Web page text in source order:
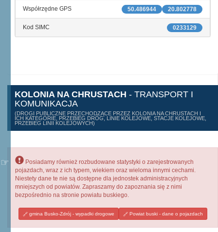
20.802778
50.486944
Współrzędne GPS
0233129
Kod SIMC
KOLONIA NA CHRUSTACH - TRANSPORT I
KOMUNIKACJA
(DROGI PUBLICZNE PRZECHODZĄCE PRZEZ KOLONIA NA CHRUSTACH I
ICH KATEGORIE, PRZEBIEG DRÓG, LINIE KOLEJOWE, STACJE KOLEJOWE,
PRZEBIEG LINII KOLEJOWYCH)
Posiadamy również rozbudowane statystyki o zarejestrowanych
pojazdach, wraz z ich typem, wiekiem oraz wieloma innymi cechami.
Niestety dane te nie są dostępne dla jednostek administracyjnych
mniejszych od powiatów. Zapraszamy do zapoznania się z nimi
bezpośrednio na stronie powiatu buskiego.
gmina Busko-Zdrój - wypadki drogowe Powiat buski - dane o pojazdach